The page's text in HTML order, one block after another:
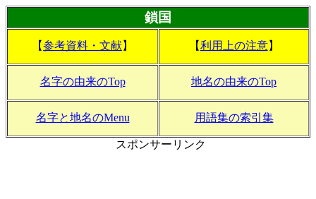
鎖国
【参考資料・文献】 【利用上の注意】
名字の由来のTop 地名の由来のTop
名字と地名のMenu 用語集の索引集
スポンサーリンク